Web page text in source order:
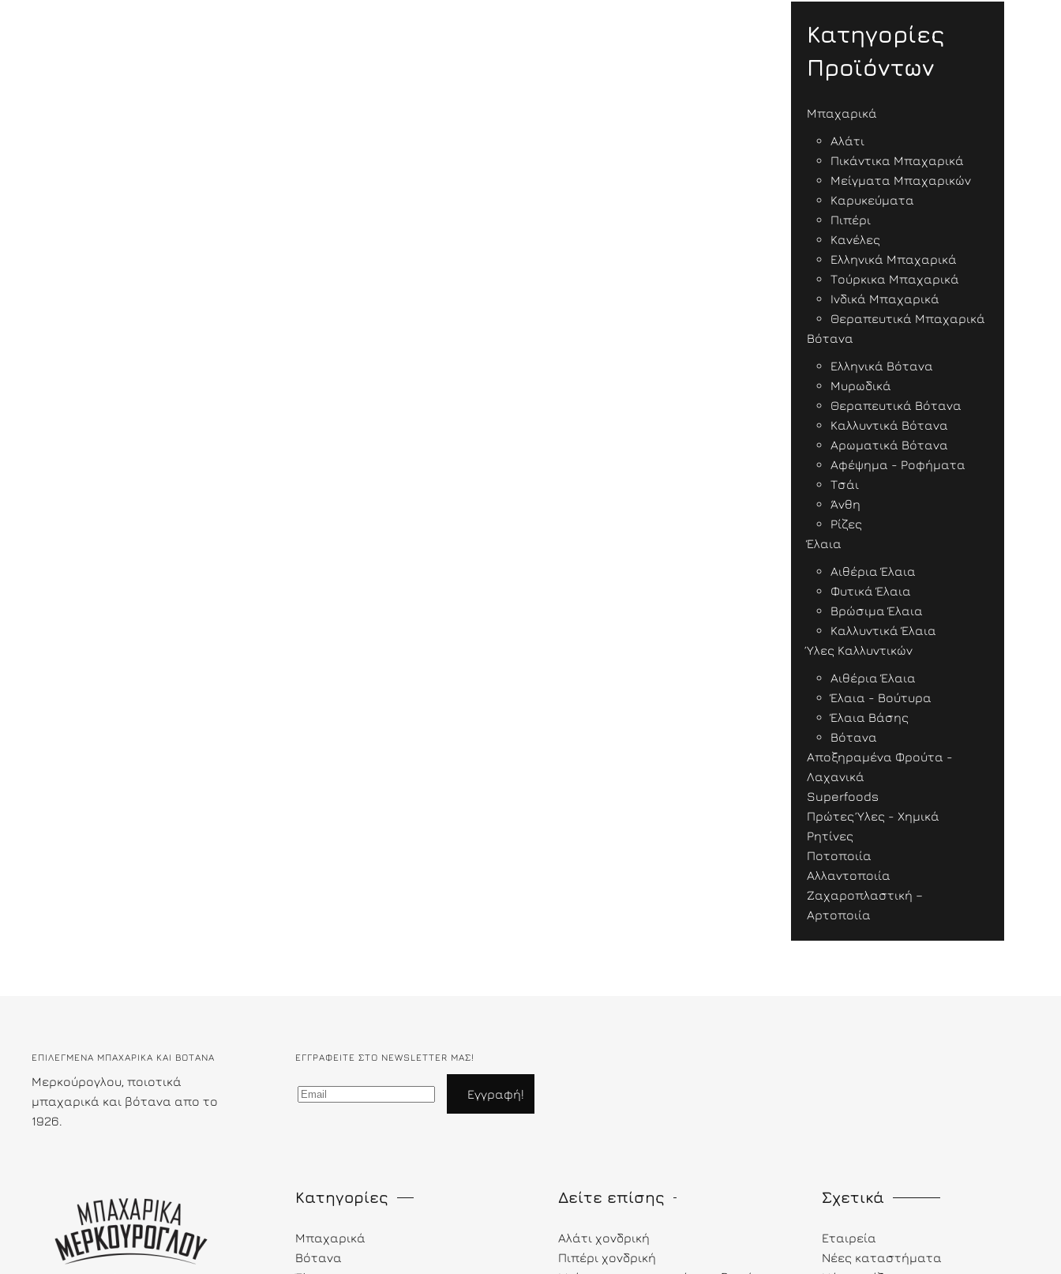
Κατηγορίες
Προϊόντων
Μπαχαρικά
Αλάτι
Πικάντικα Μπαχαρικά
Μείγματα Μπαχαρικών
Καρυκεύματα
Πιπέρι
Κανέλες
Ελληνικά Μπαχαρικά
Τούρκικα Μπαχαρικά
Ινδικά Μπαχαρικά
Θεραπευτικά Μπαχαρικά
Βότανα
Ελληνικά Βότανα
Μυρωδικά
Θεραπευτικά Βότανα
Καλλυντικά Βότανα
Αρωματικά Βότανα
Αφέψημα - Ροφήματα
Τσάι
Άνθη
Ρίζες
Έλαια
Αιθέρια Έλαια
Φυτικά Έλαια
Βρώσιμα Έλαια
Καλλυντικά Έλαια
Ύλες Καλλυντικών
Αιθέρια Έλαια
Έλαια - Βούτυρα
Έλαια Βάσης
Βότανα
Αποξηραμένα Φρούτα -
Λαχανικά
Superfoods
Πρώτες Ύλες - Χημικά
Ρητίνες
Ποτοποιία
Αλλαντοποιία
Ζαχαροπλαστική –
Αρτοποιία
ΕΠΙΛΕΓΜΕΝΑ ΜΠΑΧΑΡΙΚΑ ΚΑΙ ΒΟΤΑΝΑ
Μερκούρογλου, ποιοτικά
μπαχαρικά και βότανα απο το
1926.
ΕΓΓΡΑΦΕΊΤΕ ΣΤΟ NEWSLETTER ΜΑΣ!
Κατηγορίες
Μπαχαρικά
Βότανα
Δείτε επίσης
Αλάτι χονδρική
Πιπέρι χονδρική
Σχετικά
Εταιρεία
Νέες καταστήματα